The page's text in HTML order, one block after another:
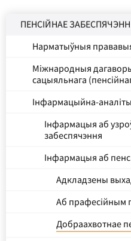
ПЕНСІЙНАЕ
Нарматыўныя
Міжнародныя
сацыяльнага
Інфармацыйна-
Інфармацыя аб
забеспячэння
Інфармацыя аб
Адкладзены
Аб прафесійным
Добраахвотнае